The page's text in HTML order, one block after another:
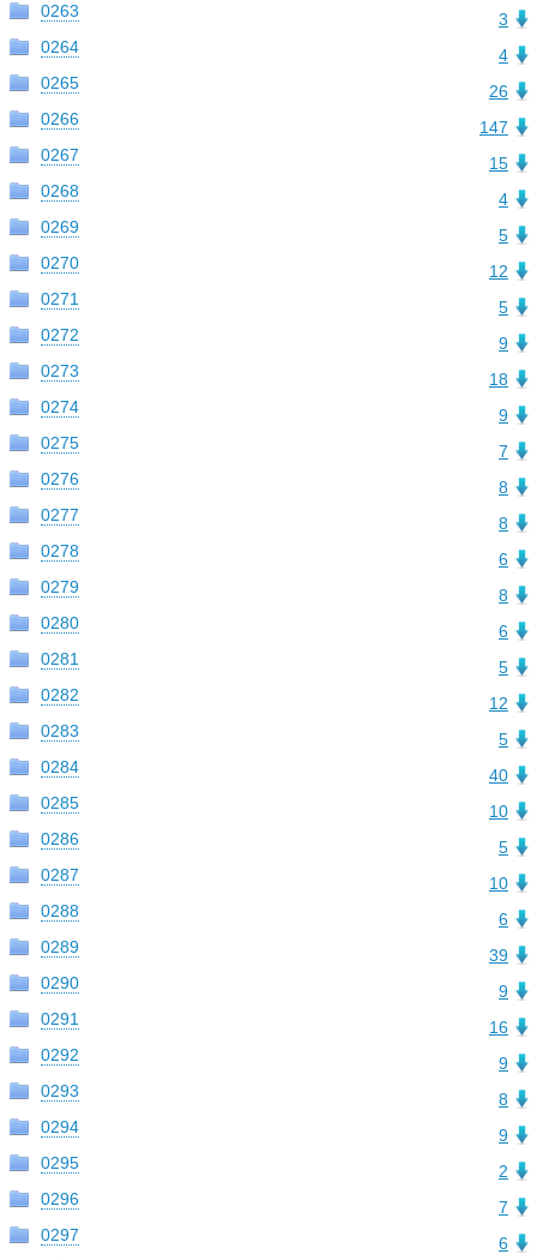
3
0263
4
0264
26
0265
147
0266
15
0267
4
0268
5
0269
12
0270
5
0271
9
0272
18
0273
9
0274
7
0275
8
0276
8
0277
6
0278
8
0279
6
0280
5
0281
12
0282
5
0283
40
0284
10
0285
5
0286
10
0287
6
0288
39
0289
9
0290
16
0291
9
0292
8
0293
9
0294
2
0295
7
0296
6
0297